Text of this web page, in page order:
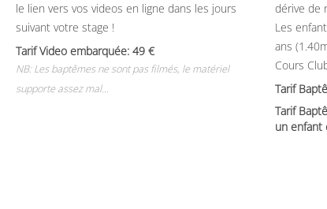
le lien vers vos videos en ligne dans les jours
suivant votre stage !
Tarif Video embarquée: 49
NB: Les baptêmes ne sont pas filmés, le matériel
supporte assez mal...
dérive de
Les
ans
Cours
Tarif
Tarif
un